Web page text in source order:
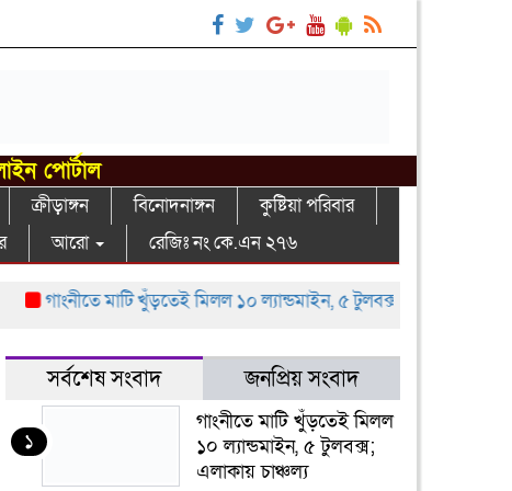
পোর্টাল
ক্রীড়াঙ্গন বিনোদনাঙ্গন
কুষ্টিয়া পরিবার
আরো রেজিঃ নং কে.এন ২৭৬
গাংনীতে মাটি খুঁড়তেই মিলল ১০ ল্যান্ডমাইন, ৫ টুলবক্স; এলাকায় চাঞ্চল্য
সর্বশেষ সংবাদ জনপ্রিয় সংবাদ
১
গাংনীতে মাটি খুঁড়তেই মিলল
১০ ল্যান্ডমাইন, ৫ টুলবক্স;
এলাকায় চাঞ্চল্য